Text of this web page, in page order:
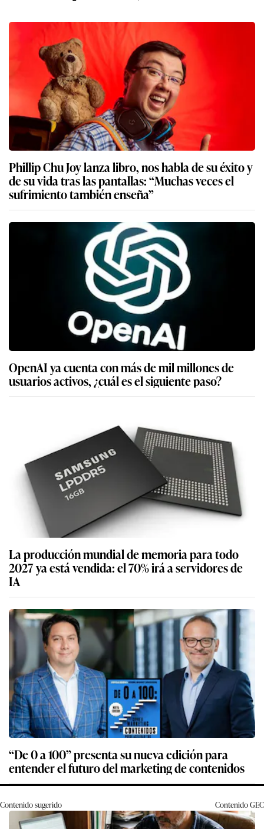
Phillip Chu Joy lanza libro, nos habla de su éxito y
de su vida tras las pantallas: “Muchas veces el
sufrimiento también enseña”
OpenAI ya cuenta con más de mil millones de
usuarios activos, ¿cuál es el siguiente paso?
La producción mundial de memoria para todo
2027 ya está vendida: el 70% irá a servidores de
IA
“De 0 a 100” presenta su nueva edición para
entender el futuro del marketing de contenidos
Contenido sugerido ContenidoGEC